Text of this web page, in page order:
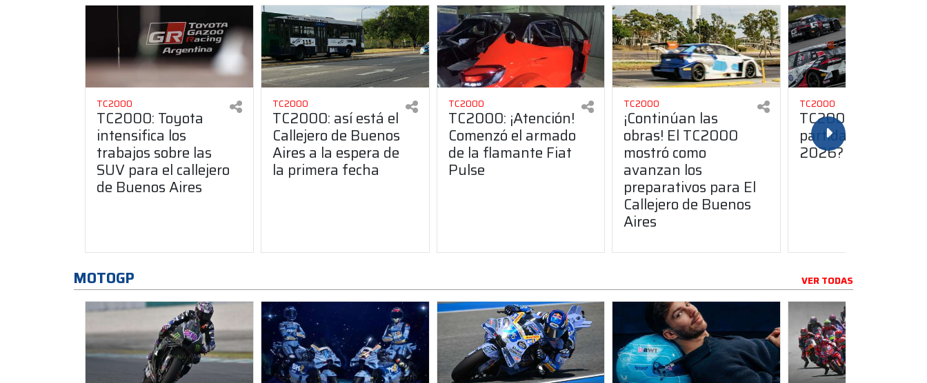
TC2000
TC2000: Toyota
intensifica los
trabajos sobre las
SUV para el callejero
de Buenos Aires
TC2000
TC2000: así está el
Callejero de Buenos
Aires a la espera de
la primera fecha
TC2000
TC2000: ¡Atención!
Comenzó el armado
de la flamante Fiat
Pulse
TC2000
¡Continúan las
obras! El TC2000
mostró como
avanzan los
preparativos para El
Callejero de Buenos
Aires
TC2000
TC2000: ¿Vuelve la
partida detenida
2026?
MOTOGP VER TODAS